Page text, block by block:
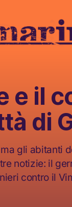
e il
di
gli abitanti
notizie: il
contro il